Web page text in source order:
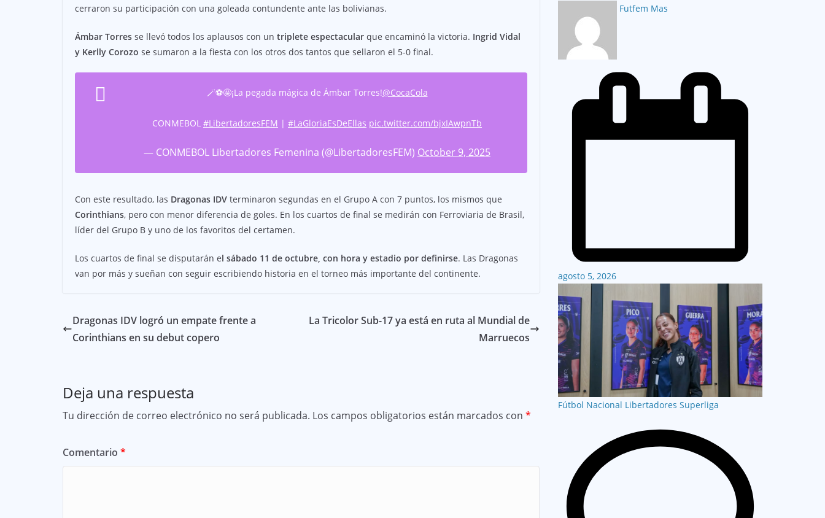
cerraron su participación con una goleada contundente ante las bolivianas.
Ámbar Torres se llevó todos los aplausos con un triplete espectacular que encaminó la victoria. Ingrid Vidal
y Kerlly Corozo se sumaron a la fiesta con los otros dos tantos que sellaron el 5-0 final.
🪄⚽🤩¡La pegada mágica de Ámbar Torres!@CocaCola
CONMEBOL #LibertadoresFEM | #LaGloriaEsDeEllas pic.twitter.com/bjxIAwpnTb
— CONMEBOL Libertadores Femenina (@LibertadoresFEM) October 9, 2025
Con este resultado, las Dragonas IDV terminaron segundas en el Grupo A con 7 puntos, los mismos que
Corinthians, pero con menor diferencia de goles. En los cuartos de final se medirán con Ferroviaria de Brasil,
líder del Grupo B y uno de los favoritos del certamen.
Los cuartos de final se disputarán el sábado 11 de octubre, con hora y estadio por definirse. Las Dragonas
van por más y sueñan con seguir escribiendo historia en el torneo más importante del continente.
Dragonas IDV logró un empate frente a
Corinthians en su debut copero
La Tricolor Sub-17 ya está en ruta al Mundial de
Marruecos
Deja una respuesta
Tu dirección de correo electrónico no será publicada. Los campos obligatorios están marcados con *
Comentario *
Futfem Mas
agosto 5, 2026
Fútbol Nacional Libertadores Superliga